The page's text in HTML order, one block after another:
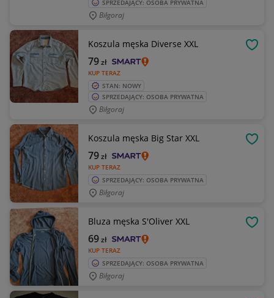
SPRZEDAJĄCY: OSOBA PRYWATNA
Biłgoraj
Koszula męska Diverse XXL
KUP TERAZ
79zł
STAN: NOWY
SPRZEDAJĄCY: OSOBA PRYWATNA
Biłgoraj
Koszula męska Big Star XXL
KUP TERAZ
79zł
SPRZEDAJĄCY: OSOBA PRYWATNA
Biłgoraj
Bluza męska S'Oliver XXL
KUP TERAZ
69zł
SPRZEDAJĄCY: OSOBA PRYWATNA
Biłgoraj